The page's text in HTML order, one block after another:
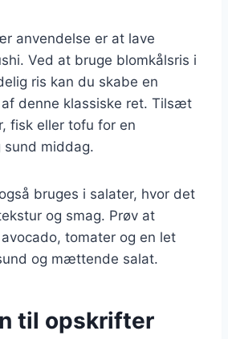
anvendelse er at lave
Ved at bruge blomkålsris i
ris kan du skabe en
denne klassiske ret. Tilsæt
fisk eller tofu for en
sund middag.
bruges i salater, hvor det
og smag. Prøv at
tomater og en let
og mættende salat.
til opskrifter